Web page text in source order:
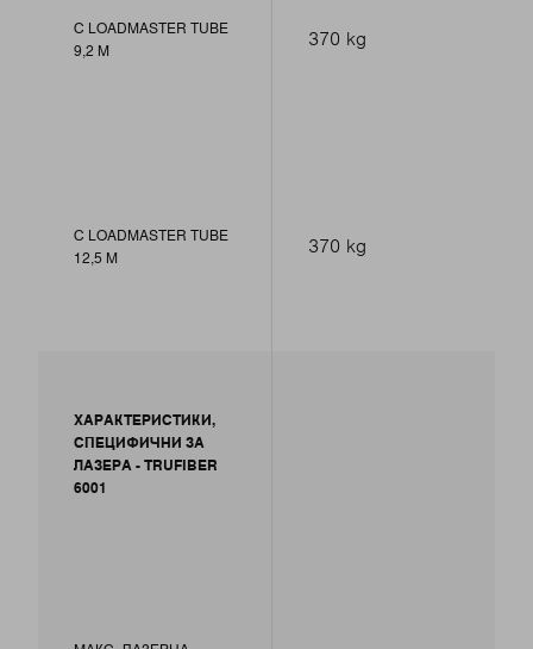
С LOADMASTER TUBE
9,2 M
С LOADMASTER TUBE
12,5 M
ХАРАКТЕРИСТИКИ,
СПЕЦИФИЧНИ ЗА
ЛАЗЕРА - TRUFIBER
6001
370 kg
370 kg